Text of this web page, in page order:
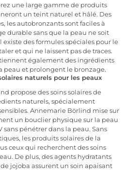
une large gamme de produits
un teint naturel et hâlé. Des
les autobronzants sont faciles à
durable sans que la peau ne soit
des formules spéciales pour le
et qui ne laissent pas de traces.
également des ingrédients
peau et prolongent le bronzage.
naturels pour les peaux
propose des soins solaires de
naturels, spécialement
Annemarie Börlind mise sur
un bouclier physique sur la peau
sans pénétrer dans la peau. Sans
les produits solaires de la
ceux qui recherchent des soins
De plus, des agents hydratants
de jojoba assurent un soin apaisant